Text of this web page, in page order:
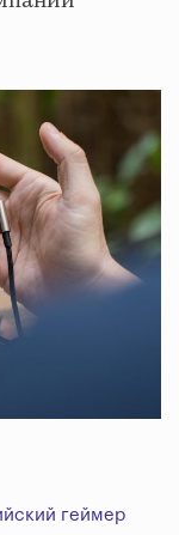
геймер